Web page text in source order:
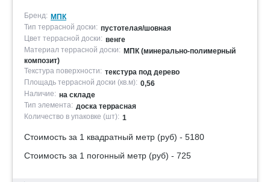
Бренд: МПК
Тип террасной доски: пустотелая/шовная
Цвет террасной доски: венге
Материал террасной доски: МПК (минерально-полимерный
композит)
Текстура поверхности: текстура под дерево
Площадь террасной доски (кв.м): 0,56
Наличие: на складе
Тип элемента: доска террасная
Количество в упаковке (шт): 1
Стоимость за 1 квадратный метр (руб) - 5180
Стоимость за 1 погонный метр (руб) - 725